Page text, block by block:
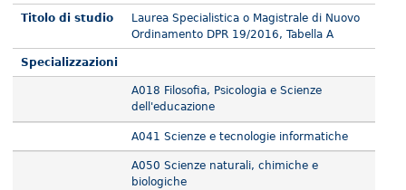
Titolo di studio
Laurea Specialistica o Magistrale di Nuovo
Ordinamento DPR 19/2016, Tabella A
Specializzazioni
A018 Filosofia, Psicologia e Scienze
dell'educazione
A041 Scienze e tecnologie informatiche
A050 Scienze naturali, chimiche e
biologiche